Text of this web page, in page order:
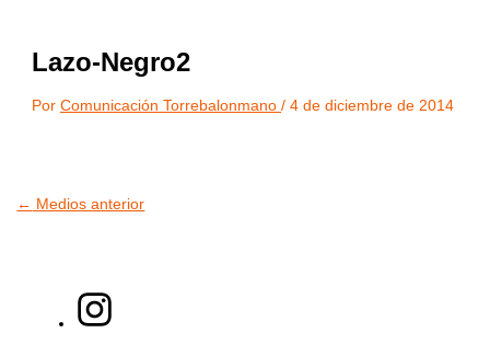
Lazo-Negro2
PorComunicación Torrebalonmano/4 de diciembre de 2014
← Medios anterior